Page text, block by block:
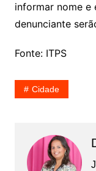
informar nome e
denunciante
Fonte: ITPS
Cidade